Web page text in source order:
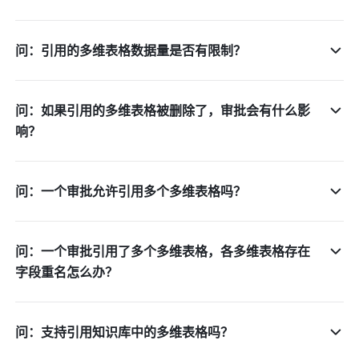
问：引用的多维表格数据量是否有限制？
问：如果引用的多维表格被删除了，审批会有什么影
响？
问：一个审批允许引用多个多维表格吗？
问：一个审批引用了多个多维表格，各多维表格存在
字段重名怎么办？
问：支持引用知识库中的多维表格吗？